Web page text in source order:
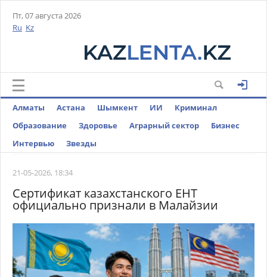
Пт, 07 августа 2026
Ru Kz
Алматы Астана Шымкент ИИ
Криминал
Образование
Здоровье Аграрный сектор
Бизнес
Интервью
Звезды
21-05-2026, 18:34
Сертификат казахстанского ЕНТ
официально признали в Малайзии